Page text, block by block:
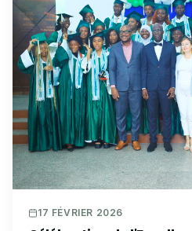
17 FÉVRIER 2026